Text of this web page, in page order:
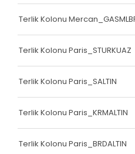
Terlik Kolonu
Terlik Kolonu Paris_STURKUAZ
Terlik Kolonu Paris_SALTIN
Terlik Kolonu Paris_KRMALTIN
Terlik Kolonu Paris_BRDALTIN